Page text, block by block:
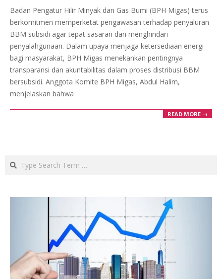
09-
25
Badan Pengatur Hilir Minyak dan Gas Bumi (BPH Migas) terus
berkomitmen memperketat pengawasan terhadap penyaluran
BBM subsidi agar tepat sasaran dan menghindari
penyalahgunaan. Dalam upaya menjaga ketersediaan energi
bagi masyarakat, BPH Migas menekankan pentingnya
transparansi dan akuntabilitas dalam proses distribusi BBM
bersubsidi. Anggota Komite BPH Migas, Abdul Halim,
menjelaskan bahwa
READ MORE →
Search